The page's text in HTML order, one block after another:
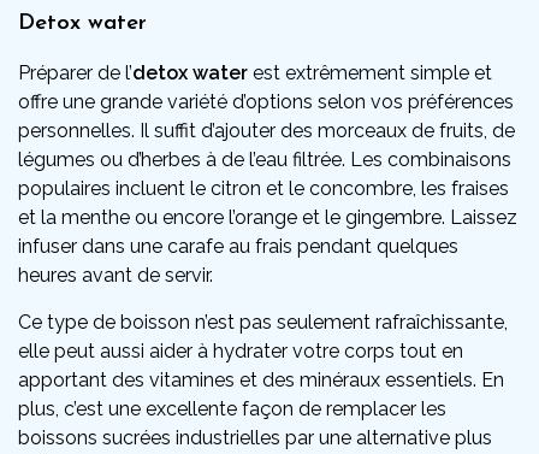
Detox water
Préparer de l’detox water est extrêmement simple et
offre une grande variété d’options selon vos préférences
personnelles. Il suffit d’ajouter des morceaux de fruits, de
légumes ou d’herbes à de l’eau filtrée. Les combinaisons
populaires incluent le citron et le concombre, les fraises
et la menthe ou encore l’orange et le gingembre. Laissez
infuser dans une carafe au frais pendant quelques
heures avant de servir.
Ce type de boisson n’est pas seulement rafraîchissante,
elle peut aussi aider à hydrater votre corps tout en
apportant des vitamines et des minéraux essentiels. En
plus, c’est une excellente façon de remplacer les
boissons sucrées industrielles par une alternative plus